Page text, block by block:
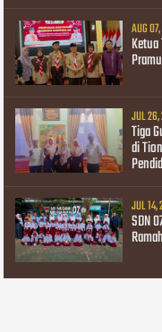
AUG
JUL
Tiga
di
JUL 14,
SDN